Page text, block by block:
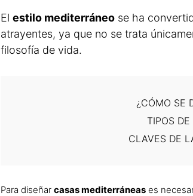
Elestilo mediterráneo se ha
atrayentes, ya que no se trata
filosofía de vida.
¿CÓMO SE
TIPOS
CLAVES DE
Para diseñarcasasmediterráneas es